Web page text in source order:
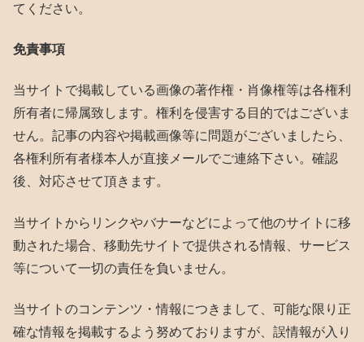
てください。
免責事項
当サイトで掲載している画像の著作権・肖像権等は各権利
所有者に帰属致します。権利を侵害する目的ではございま
せん。記事の内容や掲載画像等に問題がございましたら、
各権利所有者様本人が直接メールでご連絡下さい。確認
後、対応させて頂きます。
当サイトからリンクやバナーなどによって他のサイトに移
動された場合、移動先サイトで提供される情報、サービス
等について一切の責任を負いません。
当サイトのコンテンツ・情報につきまして、可能な限り正
確な情報を掲載するよう努めておりますが、誤情報が入り